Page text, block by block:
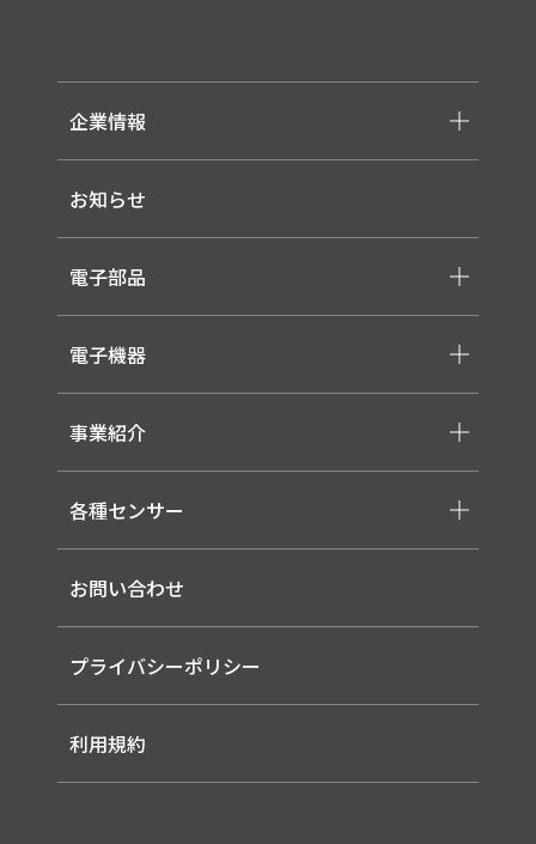
企業情報
-メッセージ・理念
-会社概要
-採用情報
お知らせ
電子部品
-スイッチ ・ジャック ・コネクタ・LED
-ケーブル・ハーネス・FFC
-医療用 ACアダプター
-各種モジュール
-取り扱いメーカー一覧
電子機器
-低温用LED照明
-直管形LEDランプ
-高天井LED
-LED信号灯
-ソーラー式LED 照明灯
-ルーター（LTE / Wi-Fiルーター）
事業紹介
-サービス概要
-事業領域
-EMS
各種センサー
-バイタルセンサー
-AIセンサー
お問い合わせ
プライバシーポリシー
利用規約